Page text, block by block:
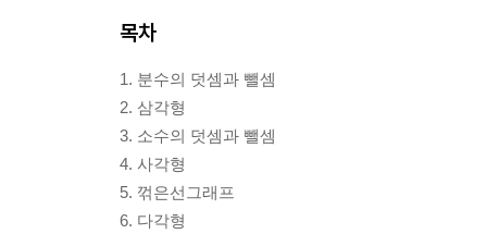
목차
1. 분수의 덧셈과 뺄셈
2. 삼각형
3. 소수의 덧셈과 뺄셈
4. 사각형
5. 꺾은선그래프
6. 다각형